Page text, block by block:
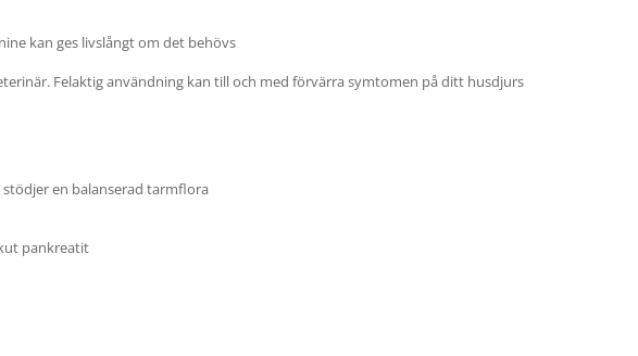
kan ges livslångt om det behövs
Felaktig användning kan till och med förvärra symtomen på ditt husdjurs
en balanserad tarmflora
pankreatit